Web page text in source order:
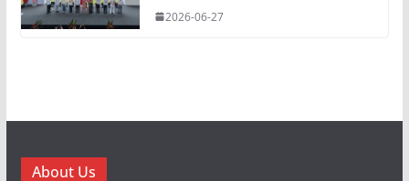
2026-06-27
About Us